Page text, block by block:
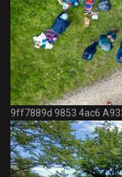
9ff7889d 9853 4ac6